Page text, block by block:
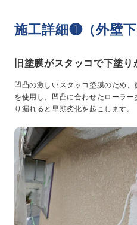
施工詳細❶（外壁下
旧塗膜がスタッコで下塗
凹凸の激しいスタッコ塗膜のため、
を使用し、凹凸に合わせたローラ
り漏れると早期劣化を起こします。